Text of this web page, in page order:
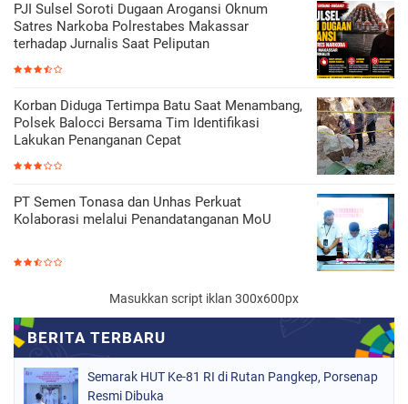
PJI Sulsel Soroti Dugaan Arogansi Oknum
Satres Narkoba Polrestabes Makassar
terhadap Jurnalis Saat Peliputan
Korban Diduga Tertimpa Batu Saat Menambang,
Polsek Balocci Bersama Tim Identifikasi
Lakukan Penanganan Cepat
PT Semen Tonasa dan Unhas Perkuat
Kolaborasi melalui Penandatanganan MoU
Masukkan script iklan 300x600px
Semarak HUT Ke-81 RI di Rutan Pangkep, Porsenap
Resmi Dibuka